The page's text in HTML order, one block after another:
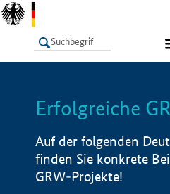
LISTE
Erfolgreiche
Auf der folgenden
finden Sie konkrete
GRW-Projekte!